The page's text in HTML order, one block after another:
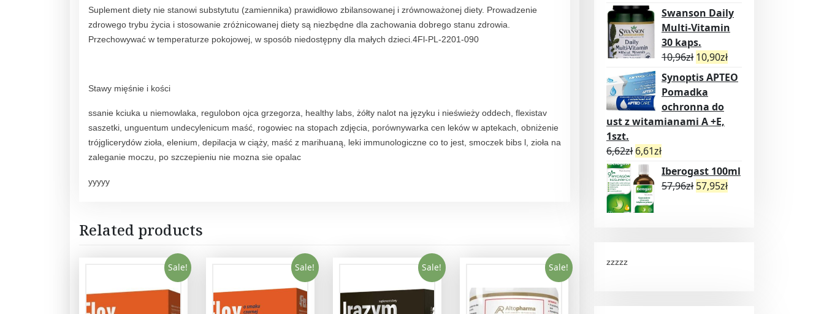
Suplement diety nie stanowi substytutu (zamiennika) prawidłowo zbilansowanej i zrównoważonej diety. Prowadzenie
zdrowego trybu życia i stosowanie zróżnicowanej diety są niezbędne dla zachowania dobrego stanu zdrowia.
Przechowywać w temperaturze pokojowej, w sposób niedostępny dla małych dzieci.4Fl-PL-2201-090
Stawy mięśnie i kości
ssanie kciuka u niemowlaka, regulobon ojca grzegorza, healthy labs, żółty nalot na języku i nieświeży oddech, flexistav
saszetki, unguentum undecylenicum maść, rogowiec na stopach zdjęcia, porównywarka cen leków w aptekach, obniżenie
trójglicerydów zioła, elenium, depilacja w ciąży, maść z marihuaną, leki immunologiczne co to jest, smoczek bibs l, zioła na
zaleganie moczu, po szczepieniu nie mozna sie opalac
yyyyy
Related products
Sale! Sale! Sale! Sale!
Swanson Daily
Multi-Vitamin
30 kaps.
10,96zł 10,90zł
Synoptis APTEO
Pomadka
ochronna do
ust z witamianami A +E,
1szt.
6,62zł 6,61zł
Iberogast 100ml
57,96zł 57,95zł
zzzzz